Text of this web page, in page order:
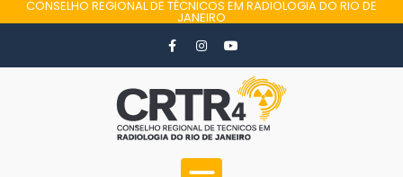
CONSELHO REGIONAL DE TÉCNICOS EM RADIOLOGIA DO RIO DE
JANEIRO